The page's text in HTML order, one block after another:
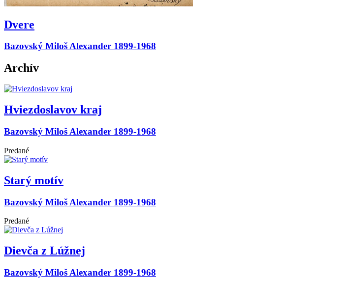
Dvere
Bazovský Miloš Alexander 1899-1968
Archív
Hviezdoslavov kraj
Bazovský Miloš Alexander 1899-1968
Predané
Starý motív
Bazovský Miloš Alexander 1899-1968
Predané
Dievča z Lúžnej
Bazovský Miloš Alexander 1899-1968